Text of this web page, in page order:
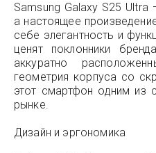
Samsung Galaxy S25
а настоящее
себе элегантность и
ценят поклонники
аккуратно
геометрия корпуса со
этот смартфон одним из
рынке.
Дизайн и эргономика